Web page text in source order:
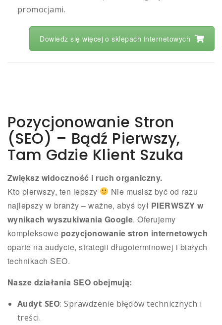
promocjami.
Dowiedz się więcej o sklepach internetowych
Pozycjonowanie Stron
(SEO) – Bądź Pierwszy,
Tam Gdzie Klient Szuka
Zwiększ widoczność i ruch organiczny.
Kto pierwszy, ten lepszy
Nie musisz być od razu
najlepszy w branży – ważne, abyś był PIERWSZY w
wynikach wyszukiwania Google. Oferujemy
kompleksowe pozycjonowanie stron internetowych
oparte na audycie, strategii długoterminowej i białych
technikach SEO.
Nasze działania SEO obejmują:
Audyt SEO: Sprawdzenie błędów technicznych i
treści.